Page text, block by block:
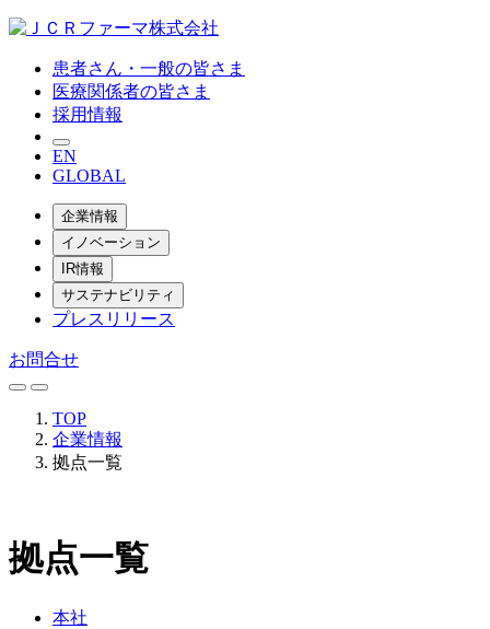
患者さん・一般の皆さま
医療関係者の皆さま
採用情報
EN
GLOBAL
企業情報
イノベーション
IR情報
サステナビリティ
プレスリリース
お問合せ
TOP
企業情報
拠点一覧
拠点一覧
本社